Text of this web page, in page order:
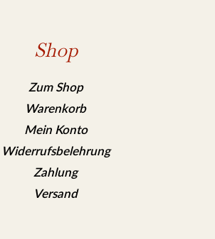
Shop
Zum Shop
Warenkorb
Mein Konto
Widerrufsbelehrung
Zahlung
Versand